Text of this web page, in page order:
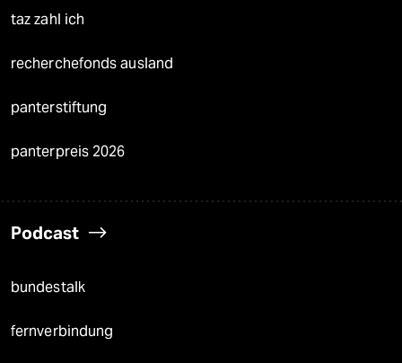
taz zahl ich
recherchefonds ausland
panterstiftung
panterpreis 2026
Podcast
bundestalk
fernverbindung